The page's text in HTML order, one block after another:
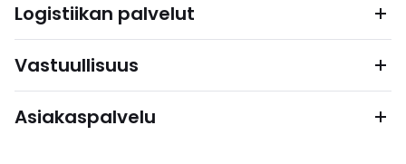
Logistiikan palvelut
Vastuullisuus
Asiakaspalvelu